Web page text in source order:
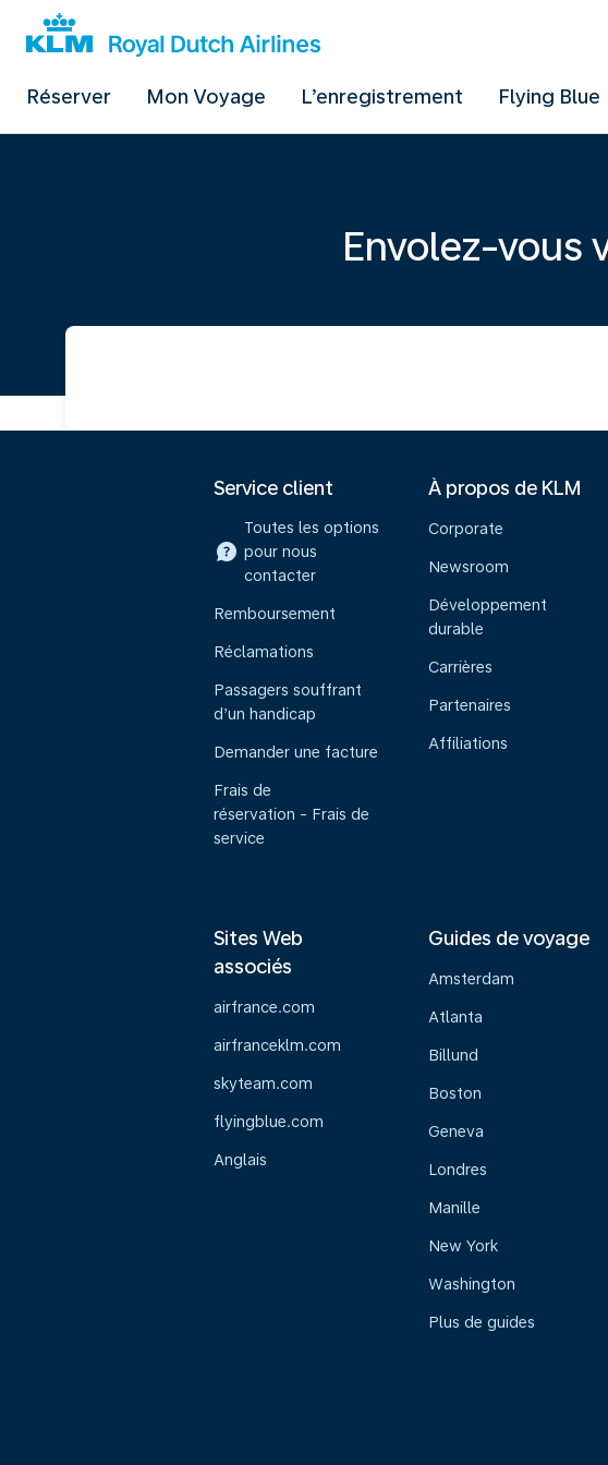
Réserver Mon Voyage L’enregistrement Flying Blue
Envolez-vous
Service client
Toutes les options
pour nous
contacter
Remboursement
Réclamations
Passagers souffrant
d’un handicap
Demander une facture
Frais de
réservation - Frais de
service
À propos de KLM
Corporate
Newsroom
Développement
durable
Carrières
Partenaires
Affiliations
Sites Web
associés
airfrance.com
airfranceklm.com
skyteam.com
flyingblue.com
Anglais
Guides de voyage
Amsterdam
Atlanta
Billund
Boston
Geneva
Londres
Manille
New York
Washington
Plus de guides